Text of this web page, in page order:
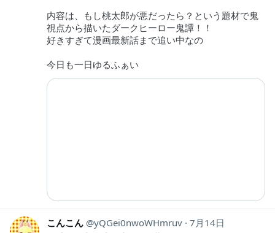
内容は、もし桃太郎が悪だったら？という題材で鬼
視点から描いたダークヒーロー鬼譚！！
好きすぎて漫画最新話まで追い中なの
今日も一日ゆるふぁい
こんこん yQGei0nwoWHmruv 7月14日